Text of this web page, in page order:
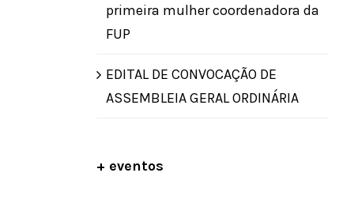
primeira mulher coordenadora da
FUP
EDITAL DE CONVOCAÇÃO DE
ASSEMBLEIA GERAL ORDINÁRIA
+ eventos